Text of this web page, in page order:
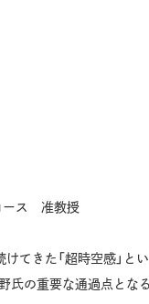
ース 准教授
てきた「超時空感」
の重要な通過点とな